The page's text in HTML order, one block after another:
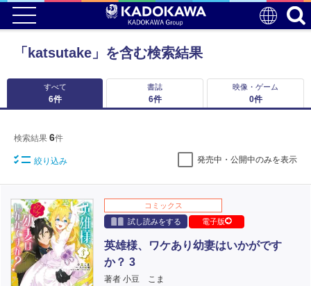
「katsutake」を含む検索結果
すべて
6件
書誌
6件
映像・ゲーム
0件
検索結果 6件
絞り込み 発売中・公開中のみを表示
コミックス
試し読みをする
電子版
英雄様、ワケあり幼妻はいかがです
か？ 3
著者 小豆 こま